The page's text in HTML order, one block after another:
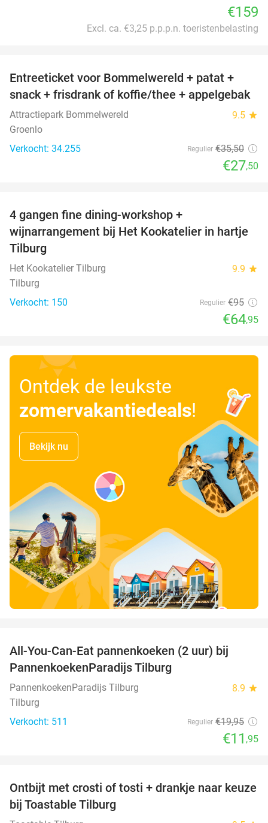
€159
Excl. ca. €3,25 p.p.p.n. toeristenbelasting
23%
Entreeticket voor Bommelwereld + patat +
snack + frisdrank of koffie/thee + appelgebak
Attractiepark Bommelwereld 9.5 star
Groenlo
Verkocht: 34.255
Regulier €35,50
€27,50
4 gangen fine dining-workshop +
wijnarrangement bij Het Kookatelier in hartje
Tilburg
Het Kookatelier Tilburg 9.9 star
Tilburg
Verkocht: 150
Regulier €95
€64,95
Ontdek de leukste
zomervakantiedeals!
Bekijk nu
All-You-Can-Eat pannenkoeken (2 uur) bij
PannenkoekenParadijs Tilburg
PannenkoekenParadijs Tilburg 8.9 star
Tilburg
Verkocht: 511
Regulier €19,95
€11 ,95
38%
Ontbijt met crosti of tosti + drankje naar keuze
bij Toastable Tilburg